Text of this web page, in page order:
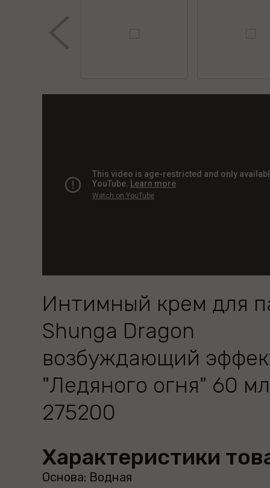
Интимный крем для
Shunga Dragon
возбуждающий
"Ледяного огня" 60 мл
275200
Характеристики
Основа: Водная